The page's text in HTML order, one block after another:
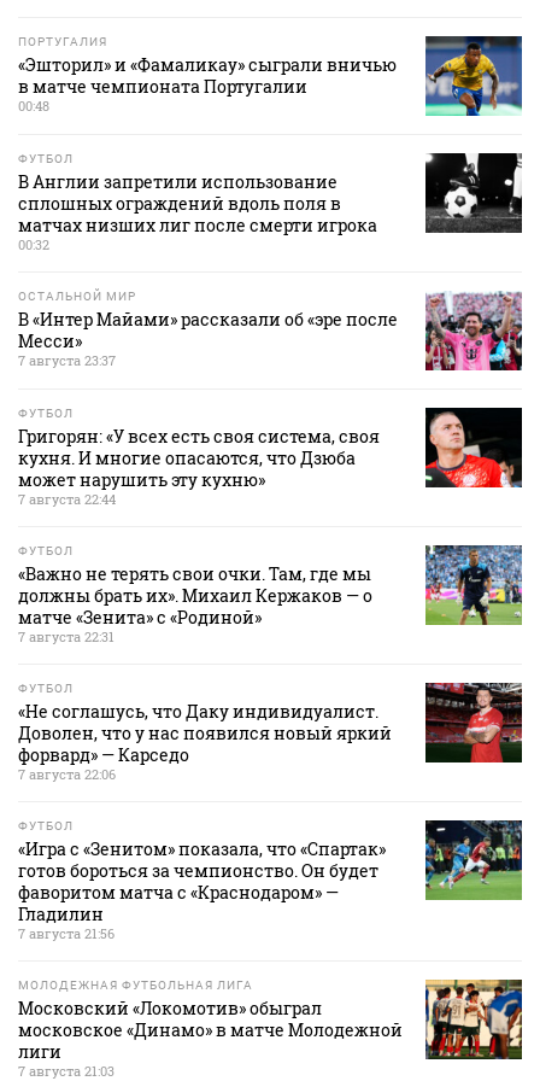
ПОРТУГАЛИЯ
«Эшторил» и «Фамаликау» сыграли вничью
в матче чемпионата Португалии
00:48
ФУТБОЛ
В Англии запретили использование
сплошных ограждений вдоль поля в
матчах низших лиг после смерти игрока
00:32
ОСТАЛЬНОЙ МИР
В «Интер Майами» рассказали об «эре после
Месси»
7 августа 23:37
ФУТБОЛ
Григорян: «У всех есть своя система, своя
кухня. И многие опасаются, что Дзюба
может нарушить эту кухню»
7 августа 22:44
ФУТБОЛ
«Важно не терять свои очки. Там, где мы
должны брать их». Михаил Кержаков — о
матче «Зенита» с «Родиной»
7 августа 22:31
ФУТБОЛ
«Не соглашусь, что Даку индивидуалист.
Доволен, что у нас появился новый яркий
форвард» — Карседо
7 августа 22:06
ФУТБОЛ
«Игра с «Зенитом» показала, что «Спартак»
готов бороться за чемпионство. Он будет
фаворитом матча с «Краснодаром» —
Гладилин
7 августа 21:56
МОЛОДЕЖНАЯ ФУТБОЛЬНАЯ ЛИГА
Московский «Локомотив» обыграл
московское «Динамо» в матче Молодежной
лиги
7 августа 21:03